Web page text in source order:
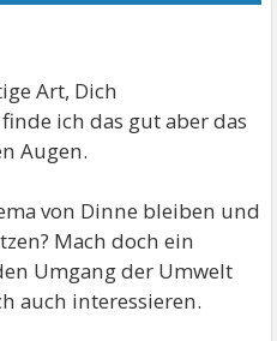
Art, Dich
ich das gut aber das
Augen.
von Dinne bleiben und
Mach doch ein
Umgang der Umwelt
auch interessieren.